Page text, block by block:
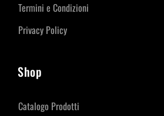
Termini e Condizioni
Privacy Policy
Shop
Catalogo Prodotti